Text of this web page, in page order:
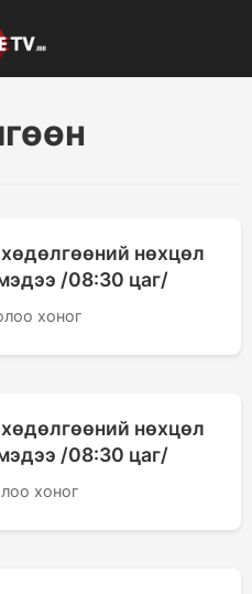
нөхцөл
/08:30 цаг/
хоног
нөхцөл
/08:30 цаг/
хоног